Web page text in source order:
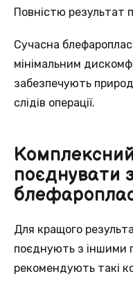
Повністю результат
Сучасна
мінімальним
забезпечують
слідів операції.
поєднувати
Для кращого
поєднують з іншими
рекомендують такі